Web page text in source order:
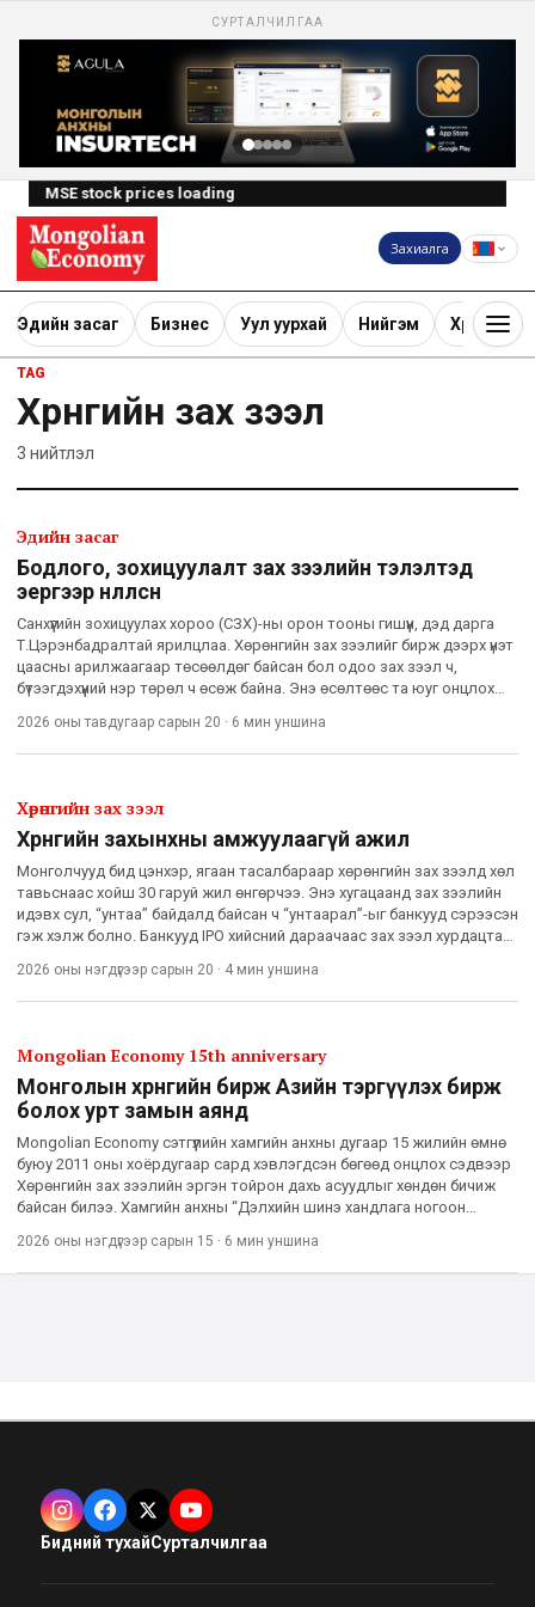
СУРТАЛЧИЛГАА
MSE stock prices loading
Захиалга
Эдийн засаг Бизнес Уул уурхай Нийгэм Хөрөнгө
TAG
Хөрөнгийн зах зээл
3 нийтлэл
Эдийн засаг
Бодлого, зохицуулалт зах зээлийн тэлэлтэд
эергээр нөлөөлсөн
Санхүүгийн зохицуулах хороо (СЗХ)-ны орон тооны гишүүн, дэд дарга
Т.Цэрэнбадралтай ярилцлаа. Хөрөнгийн зах зээлийг бирж дээрх үнэт
цаасны арилжаагаар төсөөлдөг байсан бол одоо зах зээл ч,
бүтээгдэхүүний нэр төрөл ч өсөж байна. Энэ өсөлтөөс та юуг онцлох
2026 оны тавдугаар сарын 20 · 6 мин уншина
Хөрөнгийн зах зээл
Хөрөнгийн захынхны амжуулаагүй ажил
Монголчууд бид цэнхэр, ягаан тасалбараар хөрөнгийн зах зээлд хөл
тавьснаас хойш 30 гаруй жил өнгөрчээ. Энэ хугацаанд зах зээлийн
идэвх сул, “унтаа” байдалд байсан ч “унтаарал”-ыг банкууд сэрээсэн
гэж хэлж болно. Банкууд IPO хийсний дараачаас зах зээл хурдацтай
2026 оны нэгдүгээр сарын 20 · 4 мин уншина
Mongolian Economy 15th anniversary
Монголын хөрөнгийн бирж Азийн тэргүүлэх бирж
болох урт замын аянд
Mongolian Economy сэтгүүлийн хамгийн анхны дугаар 15 жилийн өмнө
буюу 2011 оны хоёрдугаар сард хэвлэгдсэн бөгөөд онцлох сэдвээр
Хөрөнгийн зах зээлийн эргэн тойрон дахь асуудлыг хөндөн бичиж
байсан билээ. Хамгийн анхны “Дэлхийн шинэ хандлага ногоон
2026 оны нэгдүгээр сарын 15 · 6 мин уншина
Бидний тухайСурталчилгаа